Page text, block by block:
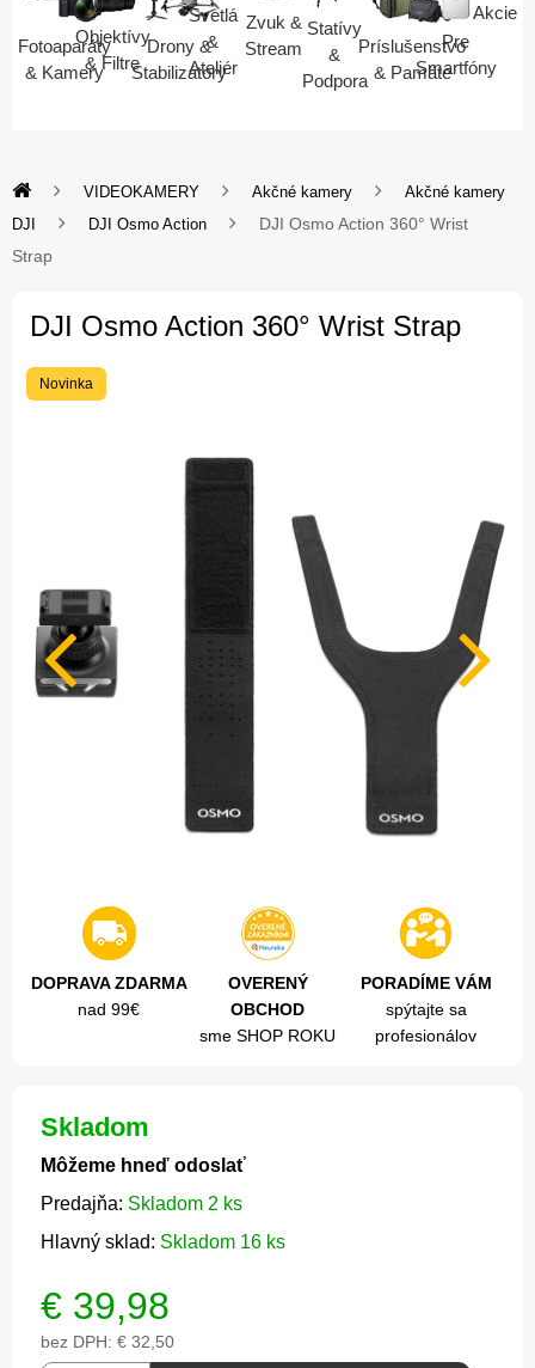
Fotoaparáty
& Kamery
Objektívy
& Filtre
Drony &
Stabilizátory
Svetlá
&
Ateliér
Zvuk &
Stream
Statívy
&
Podpora
Príslušenstvo
& Pamäte
Pre
Smartfóny
Akcie
VIDEOKAMERY Akčné kamery
Akčné kamery
DJI
DJI Osmo Action
DJI Osmo Action 360° Wrist
Strap
DJI Osmo Action 360° Wrist Strap
Novinka
DOPRAVA ZDARMA
nad 99€
OVERENÝ
OBCHOD
sme SHOP ROKU
PORADÍME VÁM
spýtajte sa
profesionálov
Skladom
Môžeme hneď odoslať
Predajňa: Skladom 2 ks
Hlavný sklad: Skladom 16 ks
€ 39,98
bez DPH: € 32,50